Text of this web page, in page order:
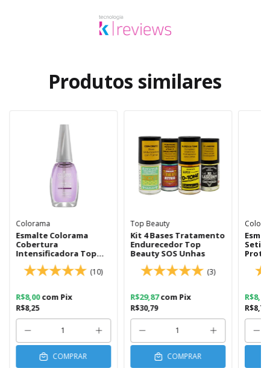
Produtos similares
Colorama
Esmalte Colorama
Cobertura
Intensificadora Top
Coat Extra brilho 8ml
(10)
R$8,25
R$8,00com Pix
COMPRAR
Top Beauty
Kit 4 Bases Tratamento
Endurecedor Top
Beauty SOS Unhas
(3)
R$30,79
R$29,87com Pix
COMPRAR
Setim
R$8,79